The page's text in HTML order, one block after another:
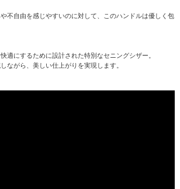
不自由を感じやすいのに対して、このハンドルは優しく包
適にするために設計された特別なセニングシザー。
ながら、美しい仕上がりを実現します。